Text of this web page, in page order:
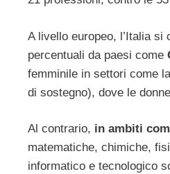
A livello europeo, l’Italia
percentuali da paesi come
femminile in settori come
di sostegno), dove le
Al contrario, in ambiti
matematiche, chimiche,
informatico e tecnologico